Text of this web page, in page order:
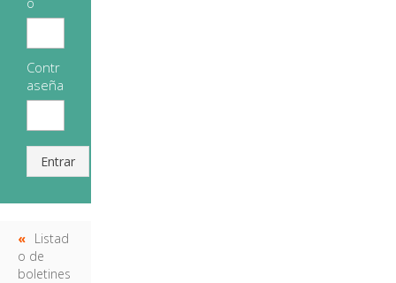
Contr
aseña
Entrar
Listad
o de
boletines